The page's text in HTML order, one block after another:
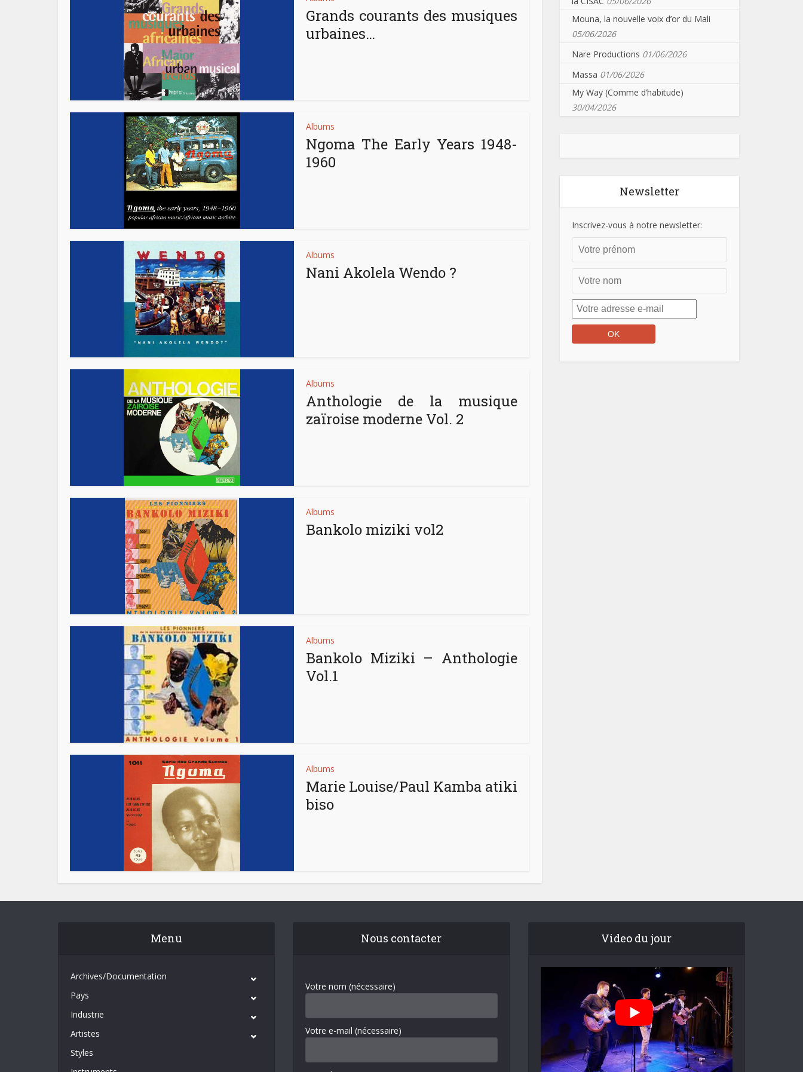
Grands courants des musiques
urbaines…
Albums
Ngoma The Early Years 1948-
1960
Albums
Nani Akolela Wendo ?
Albums
Anthologie de la musique
zaïroise moderne Vol. 2
Albums
Bankolo miziki vol2
Albums
Bankolo Miziki – Anthologie
Vol.1
Albums
Marie Louise/Paul Kamba atiki
biso
Mouna, la nouvelle voix d’or du Mali
05/06/2026
Nare Productions 01/06/2026
Massa 01/06/2026
My Way (Comme d’habitude)
30/04/2026
Newsletter
Inscrivez-vous à notre newsletter:
Menu
Archives/Documentation
Pays
Industrie
Artistes
Styles
Nous contacter
Votre nom (nécessaire)
Votre e-mail (nécessaire)
Video du jour